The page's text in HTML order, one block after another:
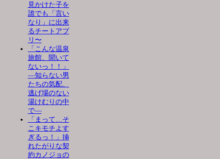
見かけた子を
誰でも「言い
なり」に出来
るチートアプ
リ〜
「こんな温泉
旅館、聞いて
ないっ！！」
―知らない男
たちの気配、
逃げ場のない
湯けむりの中
で―
「まって…そ
こキモチよす
ぎるっ！」挿
れたがりな契
約カノジョの